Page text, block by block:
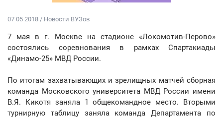
07 05 2018 / Новости ВУЗов
7 мая в г. Москве на стадионе «Локомотив-Перово»
состоялись соревнования в рамках Спартакиады
«Динамо-25» МВД России.
По итогам захватывающих и зрелищных матчей сборная
команда Московского университета МВД России имени
В.Я. Кикотя заняла 1 общекомандное место. Вторыми
турнирную таблицу заняла команда Департамента по